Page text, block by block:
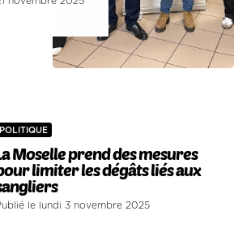
POLITIQUE
Moselle prend des mesures
limiter les dégâts liés aux
le lundi 3 novembre 2025